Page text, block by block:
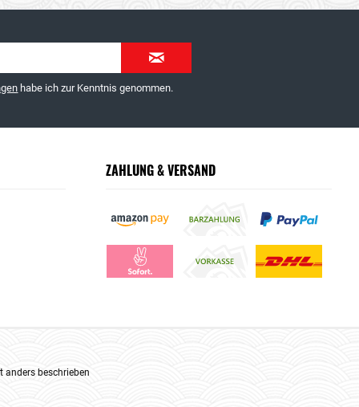
habe ich zur Kenntnis genommen.
ZAHLUNG & VERSAND
beschrieben